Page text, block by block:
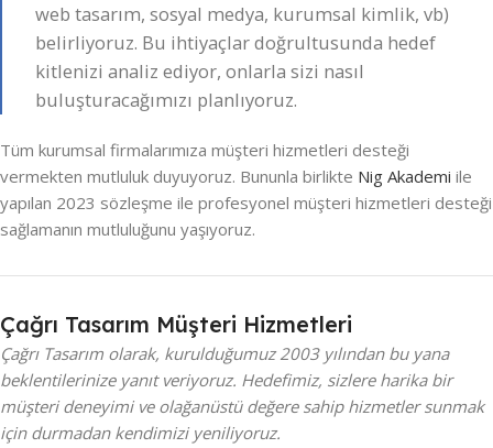
web tasarım, sosyal medya, kurumsal kimlik, vb)
belirliyoruz. Bu ihtiyaçlar doğrultusunda hedef
kitlenizi analiz ediyor, onlarla sizi nasıl
buluşturacağımızı planlıyoruz.
Tüm kurumsal firmalarımıza müşteri hizmetleri desteği
vermekten mutluluk duyuyoruz. Bununla birlikte Nig Akademi ile
yapılan 2023 sözleşme ile profesyonel müşteri hizmetleri desteği
sağlamanın mutluluğunu yaşıyoruz.
Çağrı Tasarım Müşteri Hizmetleri
Çağrı Tasarım olarak, kurulduğumuz 2003 yılından bu yana
beklentilerinize yanıt veriyoruz. Hedefimiz, sizlere harika bir
müşteri deneyimi ve olağanüstü değere sahip hizmetler sunmak
için durmadan kendimizi yeniliyoruz.